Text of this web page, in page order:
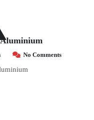
No Comments